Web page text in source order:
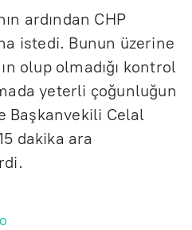
ardından CHP
istedi. Bunun üzerine
olup olmadığı kontrol
yeterli çoğunluğun
Başkanvekili Celal
dakika ara